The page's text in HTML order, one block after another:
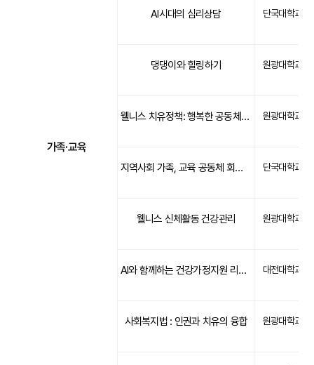
가족·교육
AI시대의 심리상담 단국대학교
댕댕이와 힐링하기 원광대학교
웰니스 치유정책: 행복한 공동체 만들기 원광대학교
지역사회 가족, 교육 공동체 회복을 위한 리빙랩 단국대학교
웰니스 신체활동 건강관리 원광대학교
AI와 함께하는 건강가정지원 리빙랩 대전대학교
사회복지법 : 인권과 치유의 융합 원광대학교